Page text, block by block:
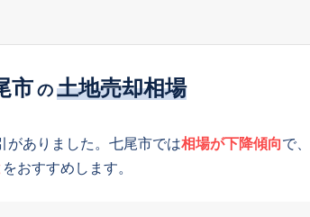
市 の 土地売却相場
がありました。七尾市では相場が下降傾向で、
をおすすめします。